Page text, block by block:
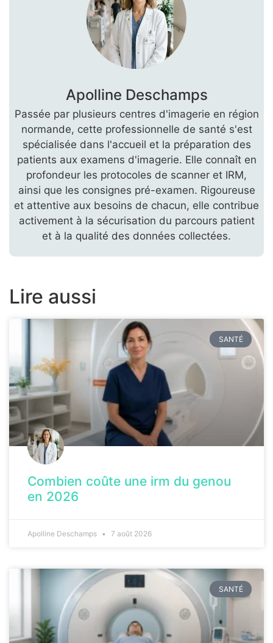
Apolline Deschamps
Passée par plusieurs centres d'imagerie en région
normande, cette professionnelle de santé s'est
spécialisée dans l'accueil et la préparation des
patients aux examens d'imagerie. Elle connaît en
profondeur les protocoles de scanner et IRM,
ainsi que les consignes pré-examen. Rigoureuse
et attentive aux besoins de chacun, elle contribue
activement à la sécurisation du parcours patient
et à la qualité des données collectées.
Lire aussi
SANTÉ
Combien coûte une irm du genou
en 2026
Apolline Deschamps 7 août 2026
SANTÉ